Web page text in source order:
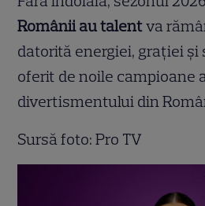
Românii au talentva
datorită energiei, grației
oferit de noile campioane
divertismentului din
Sursă foto: Pro TV